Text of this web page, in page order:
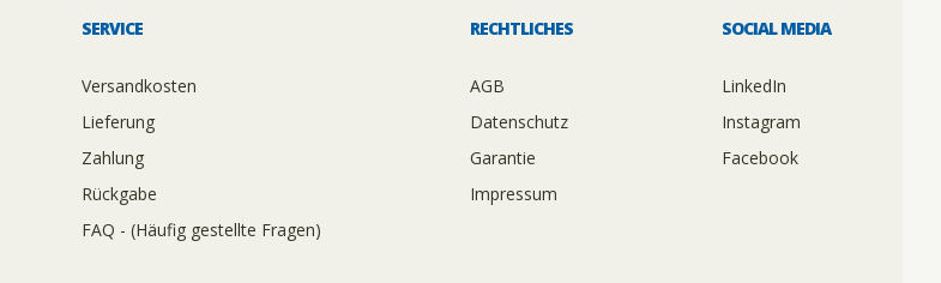
SERVICE
Versandkosten
Lieferung
Zahlung
Rückgabe
FAQ - (Häufig gestellte Fragen)
RECHTLICHES
AGB
Datenschutz
Garantie
Impressum
SOCIAL MEDIA
LinkedIn
Instagram
Facebook